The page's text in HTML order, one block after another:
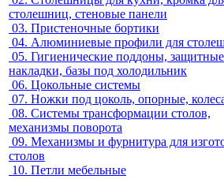
столешниц, стеновые панели
03. Пристеночные бортики
04. Алюминиевые профили для
05. Гигиенические поддоны, защитные
накладки, базы под холодильник
06. Цокольные системы
07. Ножки под цоколь, опорные,
08. Системы трансформации столов,
механизмы поворота
09. Механизмы и фурнитура для
столов
10. Петли мебельные